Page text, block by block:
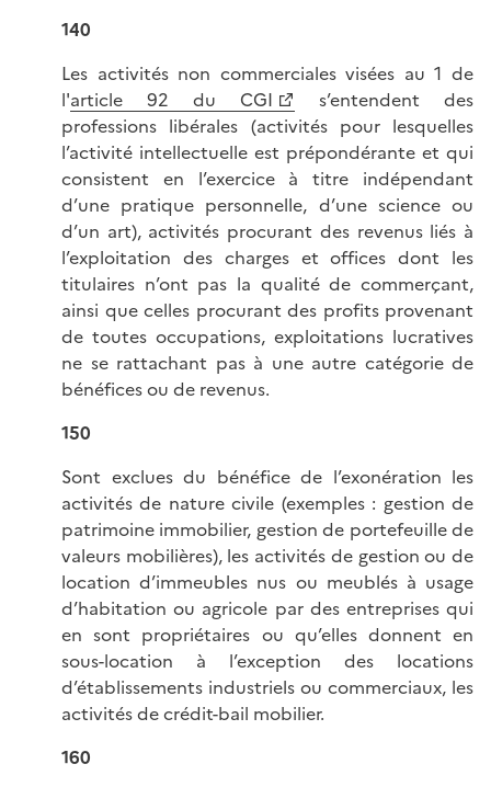
140
Les activités non commerciales visées au 1 de
l'article 92 du CGI
s’entendent des
professions libérales (activités pour lesquelles
l’activité intellectuelle est prépondérante et qui
consistent en l’exercice à titre indépendant
d’une pratique personnelle, d’une science ou
d’un art), activités procurant des revenus liés à
l’exploitation des charges et offices dont les
titulaires n’ont pas la qualité de commerçant,
ainsi que celles procurant des profits provenant
de toutes occupations, exploitations lucratives
ne se rattachant pas à une autre catégorie de
bénéfices ou de revenus.
150
Sont exclues du bénéfice de l’exonération les
activités de nature civile (exemples : gestion de
patrimoine immobilier, gestion de portefeuille de
valeurs mobilières), les activités de gestion ou de
location d’immeubles nus ou meublés à usage
d’habitation ou agricole par des entreprises qui
en sont propriétaires ou qu’elles donnent en
sous-location à l’exception des locations
d’établissements industriels ou commerciaux, les
activités de crédit-bail mobilier.
160